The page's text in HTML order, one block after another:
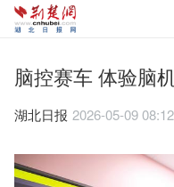
脑控赛车 体验脑
湖北日报 2026-05-09 08:12